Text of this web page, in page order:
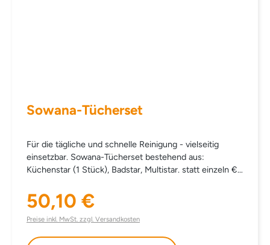
Sowana-Tücherset
Für die tägliche und schnelle Reinigung - vielseitig
einsetzbar. Sowana-Tücherset bestehend aus:
Küchenstar (1 Stück), Badstar, Multistar. statt einzeln €
Regulärer Preis:
50,10 €
Preise inkl. MwSt. zzgl. Versandkosten